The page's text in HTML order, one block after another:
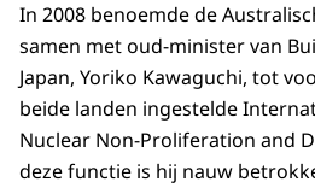
In 2008 benoemde de
samen met oud-minister van
Japan, Yoriko Kawaguchi, tot
beide landen ingestelde
Nuclear Non-Proliferation and
deze functie is hij nauw